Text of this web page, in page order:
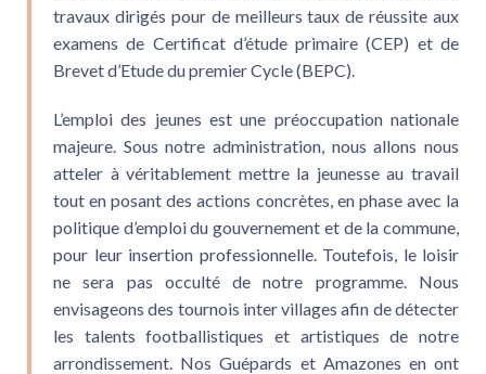
travaux dirigés pour de meilleurs taux de réussite aux
examens de Certificat d’étude primaire (CEP) et de
Brevet d’Etude du premier Cycle (BEPC).
L’emploi des jeunes est une préoccupation nationale
majeure. Sous notre administration, nous allons nous
atteler à véritablement mettre la jeunesse au travail
tout en posant des actions concrètes, en phase avec la
politique d’emploi du gouvernement et de la commune,
pour leur insertion professionnelle. Toutefois, le loisir
ne sera pas occulté de notre programme. Nous
envisageons des tournois inter villages afin de détecter
les talents footballistiques et artistiques de notre
arrondissement. Nos Guépards et Amazones en ont